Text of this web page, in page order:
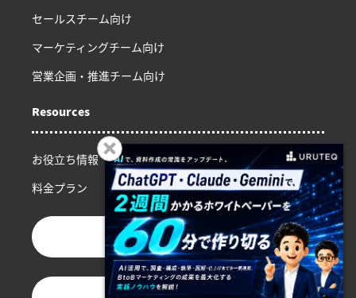
セールスチーム向け
マーケティングチーム向け
営業企画・推進チーム向け
Resources
お役立ち情報
料金プラン
お問い合わせ